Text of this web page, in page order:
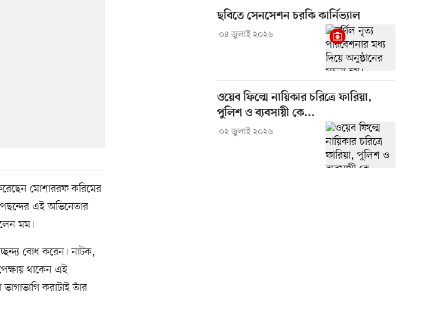
মোশাররফ করিমের
এই অভিনেতার
মম।
বোধ করেন। নাটক,
থাকেন এই
করাটাই তাঁর
ছবিতে সেনসেশন চরকি কার্নিভ্যাল
০৪ জুলাই ২০২৬
ওয়েব ফিল্মে নায়িকার চরিত্রে ফারিয়া,
পুলিশ ও ব্যবসায়ী কে...
০২ জুলাই ২০২৬